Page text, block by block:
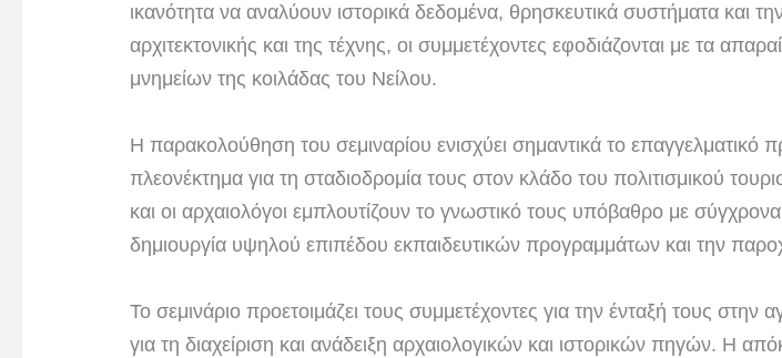
ικανότητα να αναλύουν ιστορικά δεδομένα, θρησκευτικά συστήματα και
αρχιτεκτονικής και της τέχνης, οι συμμετέχοντες εφοδιάζονται με τα
μνημείων της κοιλάδας του Νείλου.
Η παρακολούθηση του σεμιναρίου ενισχύει σημαντικά το
πλεονέκτημα για τη σταδιοδρομία τους στον κλάδο του πολιτισμικού
και οι αρχαιολόγοι εμπλουτίζουν το γνωστικό τους υπόβαθρο με
δημιουργία υψηλού επιπέδου εκπαιδευτικών προγραμμάτων και την
Το σεμινάριο προετοιμάζει τους συμμετέχοντες για την ένταξή τους
για τη διαχείριση και ανάδειξη αρχαιολογικών και ιστορικών πηγών. Η